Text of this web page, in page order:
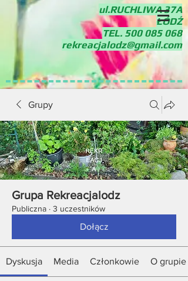
ul.RUCHLIWA 37A
ŁÓDŹ
TEL. 500 085 068
rekreacjalodz@gmail.com
Grupy
Grupa Rekreacjalodz
Publiczna · 3 uczestników
Dołącz
Dyskusja Media Członkowie O grupie